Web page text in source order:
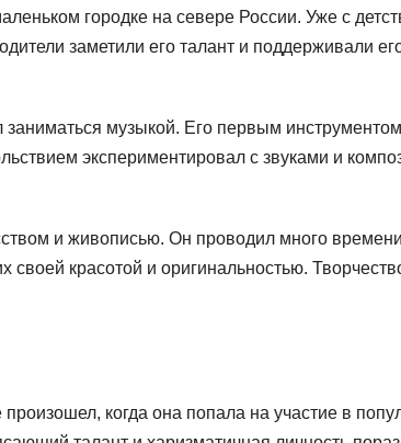
городке на севере России. Уже с
заметили его талант и поддерживали
музыкой. Его первым
экспериментировал с звуками и
и живописью. Он проводил много
красотой и оригинальностью.
когда она попала на участие в